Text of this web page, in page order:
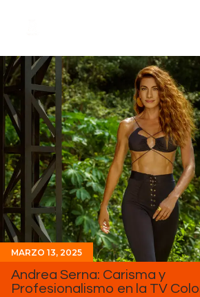
Inicio Real FM
Streaming
En Vivo
Descarga La APP
Programas
Noticias
Equipo
Sobre Nosotros
Contactos
MARZO 13, 2025
Andrea Serna: Carisma y
Profesionalismo en la TV